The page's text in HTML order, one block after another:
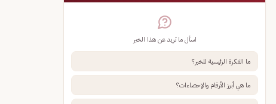
اسأل ما تريد عن هذا الخبر
ما الفكرة الرئيسية للخبر؟
ما هي أبرز الأرقام والإحصاءات؟